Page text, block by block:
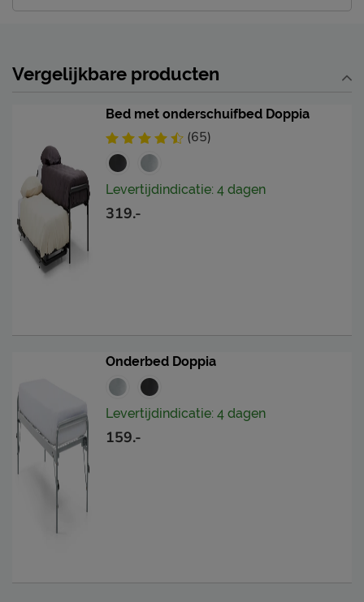
Vergelijkbare producten
Bed met onderschuifbed Doppia
(65)
Levertijdindicatie: 4 dagen
319.-
Onderbed Doppia
Levertijdindicatie: 4 dagen
159.-